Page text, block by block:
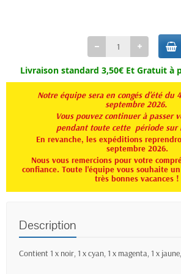
Livraison standard 3,50€ Et Gratuit à
Notre équipe sera en congés d'été du
septembre 2026.
Vous pouvez continuer à passer
pendant toute cette période sur
En revanche, les expéditions
septembre 2026.
Nous vous remercions pour votre
confiance. Toute l'équipe vous souhaite
très bonnes vacances !
Description
Contient 1 x noir, 1 x cyan, 1 x magenta, 1 x